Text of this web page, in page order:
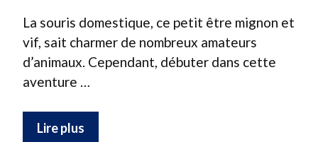
La souris domestique, ce petit être mignon et
vif, sait charmer de nombreux amateurs
d’animaux. Cependant, débuter dans cette
aventure …
Lire plus